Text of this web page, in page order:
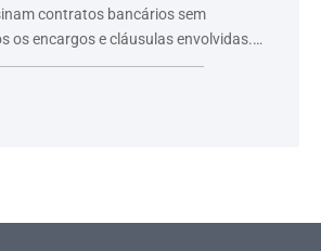
contratos bancários sem
os encargos e cláusulas envolvidas.…